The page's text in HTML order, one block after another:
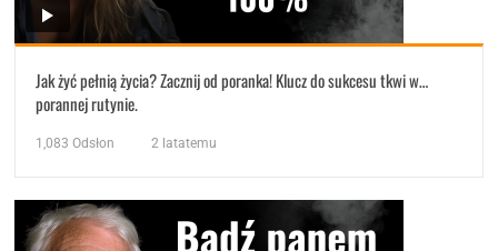
Jak żyć pełnią życia? Zacznij od poranka! Klucz do sukcesu tkwi w…
porannej rutynie.
1,083 Odsłon 2 latatemu